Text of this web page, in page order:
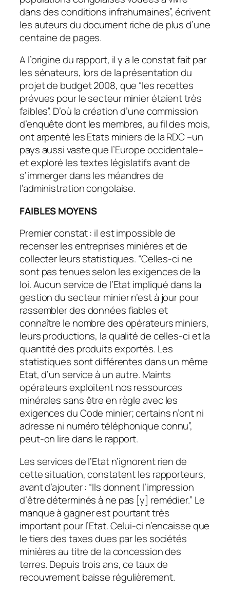
dans des conditions infrahumaines”, écrivent
les auteurs du document riche de plus d’une
centaine de pages.
A l’origine du rapport, il y a le constat fait par
les sénateurs, lors de la présentation du
projet de budget 2008, que “les recettes
prévues pour le secteur minier étaient très
faibles”. D’où la création d’une commission
d’enquête dont les membres, au fil des mois,
ont arpenté les Etats miniers de la RDC –un
pays aussi vaste que l’Europe occidentale–
et exploré les textes législatifs avant de
s’immerger dans les méandres de
l’administration congolaise.
FAIBLES MOYENS
Premier constat : il est impossible de
recenser les entreprises minières et de
collecter leurs statistiques. “Celles-ci ne
sont pas tenues selon les exigences de la
loi. Aucun service de l’Etat impliqué dans la
gestion du secteur minier n’est à jour pour
rassembler des données fiables et
connaître le nombre des opérateurs miniers,
leurs productions, la qualité de celles-ci et la
quantité des produits exportés. Les
statistiques sont différentes dans un même
Etat, d’un service à un autre. Maints
opérateurs exploitent nos ressources
minérales sans être en règle avec les
exigences du Code minier; certains n’ont ni
adresse ni numéro téléphonique connu”,
peut-on lire dans le rapport.
Les services de l’Etat n’ignorent rien de
cette situation, constatent les rapporteurs,
avant d’ajouter : “Ils donnent l’impression
d’être déterminés à ne pas [y] remédier.” Le
manque à gagner est pourtant très
important pour l’Etat. Celui-ci n’encaisse que
le tiers des taxes dues par les sociétés
minières au titre de la concession des
terres. Depuis trois ans, ce taux de
recouvrement baisse régulièrement.